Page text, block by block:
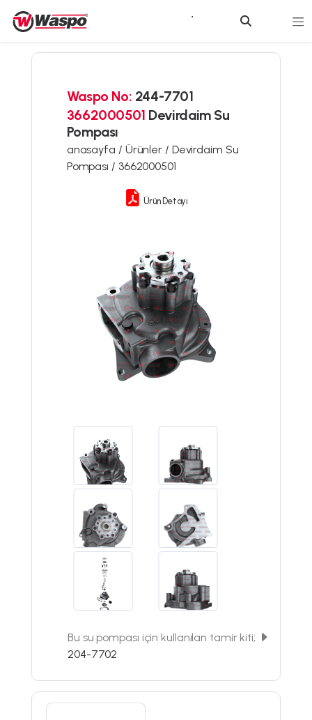
Waspo No: 244-7701
3662000501 Devirdaim Su
Pompası
anasayfa / Ürünler / Devirdaim Su
Pompası / 3662000501
Ürün Detayı
Bu su pompası için kullanılan tamir kiti;
204-7702